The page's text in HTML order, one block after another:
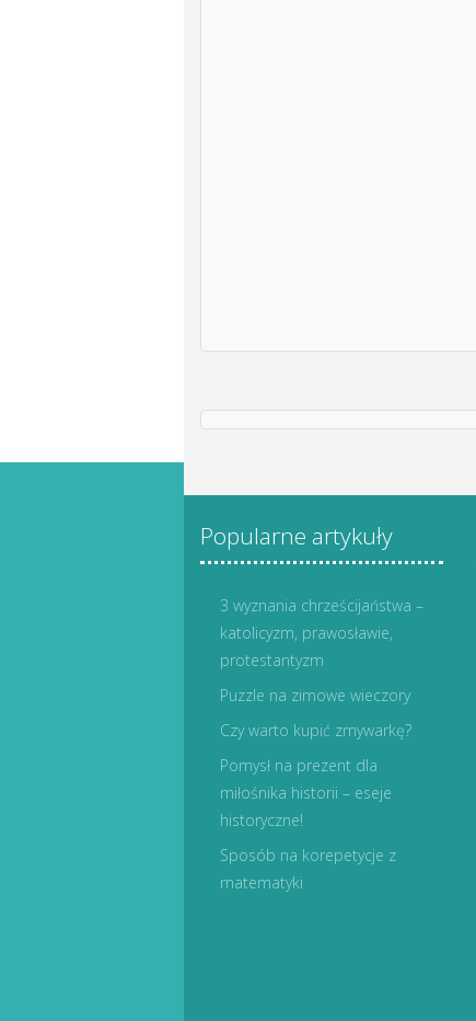
Popularne artykuły
3 wyznania chrześcijaństwa –
katolicyzm, prawosławie,
protestantyzm
Puzzle na zimowe wieczory
Czy warto kupić zmywarkę?
Pomysł na prezent dla
miłośnika historii – eseje
historyczne!
Sposób na korepetycje z
matematyki